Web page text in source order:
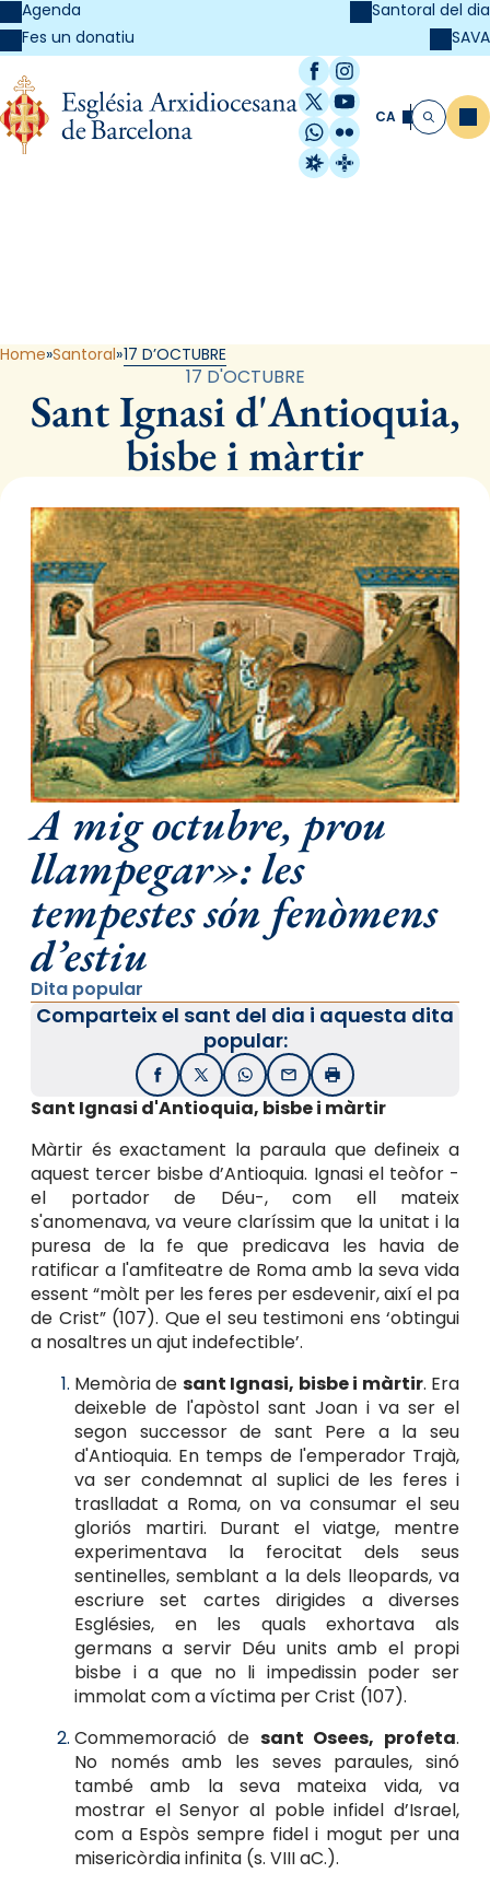
Agenda
Fes un donatiu
Santoral del dia
SAVA
Facebook
Instagram
X / Twitter
YouTube
WhatsApp
Flickr
Radio Estel
Catalunya
CA Cerca
Home Santoral 17 D’OCTUBRE
17 D'OCTUBRE
Sant Ignasi d'Antioquia,
bisbe i màrtir
A mig octubre, prou
llampegar»: les
tempestes són fenòmens
d’estiu
Dita popular
Comparteix el sant del dia i aquesta dita
popular:
FacebookX / TwitterWhatsApp
EmailImprimir
Sant Ignasi d'Antioquia, bisbe i màrtir
Màrtir és exactament la paraula que defineix a
aquest tercer bisbe d’Antioquia. Ignasi el teòfor -
el portador de Déu-, com ell mateix
s'anomenava, va veure claríssim que la unitat i la
puresa de la fe que predicava les havia de
ratificar a l'amfiteatre de Roma amb la seva vida
es­sent “mòlt per les feres per es­devenir, ai­xí el pa
de Cris­t” (107). Que el seu testimoni ens ‘obtingui
a nosaltres un ajut indefectible’.
Memòria de sant Ignasi, bisbe i màrtir. Era
deixeble de l'apòstol sant Joan i va ser el
segon successor de sant Pere a la seu
d'Antioquia. En temps de l'emperador Trajà,
va ser condemnat al suplici de les feres i
traslladat a Roma, on va consumar el seu
gloriós martiri. Durant el viatge, mentre
experimentava la ferocitat dels seus
sentinelles, semblant a la dels lleopards, va
escriure set cartes dirigides a diverses
Esglésies, en les quals exhortava als
germans a servir Déu units amb el propi
bisbe i a que no li impedissin poder ser
immolat com a víctima per Crist (107).
Commemoració de sant Osees, profeta.
No només amb les seves paraules, sinó
també amb la seva mateixa vida, va
mostrar el Senyor al poble infidel d’Israel,
com a Espòs sempre fidel i mogut per una
misericòrdia infinita (s. VIII aC.).